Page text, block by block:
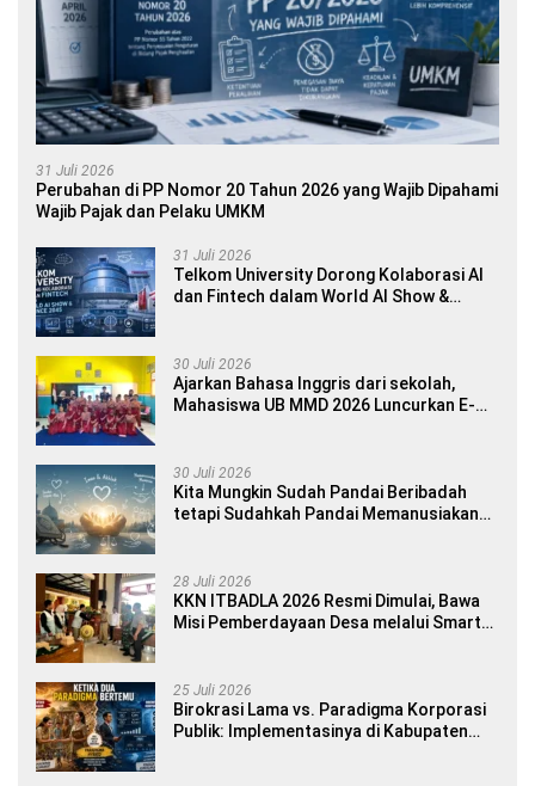
31 Juli 2026
Perubahan di PP Nomor 20 Tahun 2026 yang Wajib Dipahami
Wajib Pajak dan Pelaku UMKM
31 Juli 2026
Telkom University Dorong Kolaborasi AI
dan Fintech dalam World AI Show &
30 Juli 2026
Ajarkan Bahasa Inggris dari sekolah,
Mahasiswa UB MMD 2026 Luncurkan E-
30 Juli 2026
Kita Mungkin Sudah Pandai Beribadah
tetapi Sudahkah Pandai Memanusiakan
28 Juli 2026
KKN ITBADLA 2026 Resmi Dimulai, Bawa
Misi Pemberdayaan Desa melalui Smart
25 Juli 2026
Birokrasi Lama vs. Paradigma Korporasi
Publik: Implementasinya di Kabupaten